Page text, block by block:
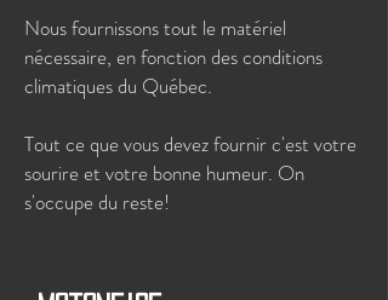
Nous fournissons tout le matériel
nécessaire, en fonction des conditions
climatiques du Québec.
Tout ce que vous devez fournir c'est votre
sourire et votre bonne humeur. On
s'occupe du reste!